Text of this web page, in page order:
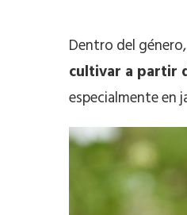
Dentro del
cultivar a partir
especialmente en